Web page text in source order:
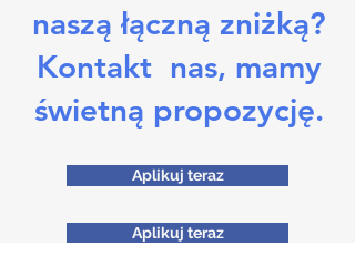
naszą łączną zniżką?
Kontaktnas, mamy
świetną propozycję.
Aplikuj teraz
Aplikuj teraz